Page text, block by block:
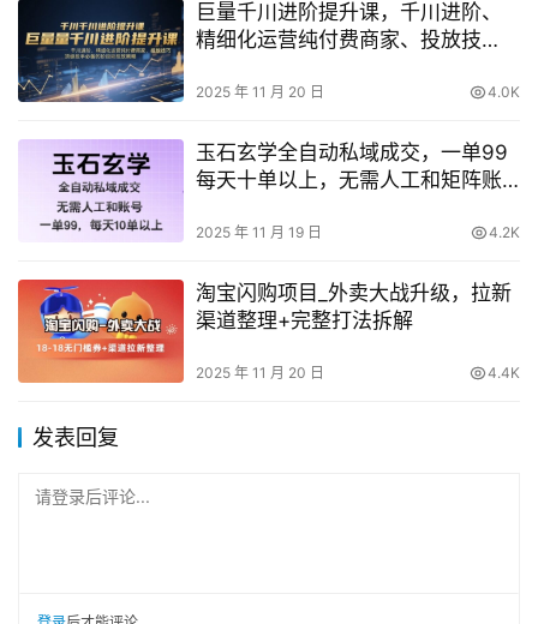
巨量千川进阶提升课，千川进阶、
精细化运营纯付费商家、投放技
略
2025 年 11 月 20 日 4.0K
玉石玄学全自动私域成交，一单99
每天十单以上，无需人工和矩阵账
2025 年 11 月 19 日 4.2K
淘宝闪购项目_外卖大战升级，拉新
渠道整理+完整打法拆解
2025 年 11 月 20 日 4.4K
发表回复
请登录后评论...